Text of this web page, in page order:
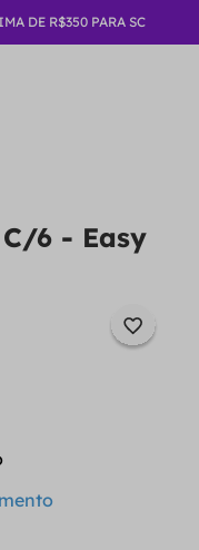
DE R$350 PARA SC
6 - Easy